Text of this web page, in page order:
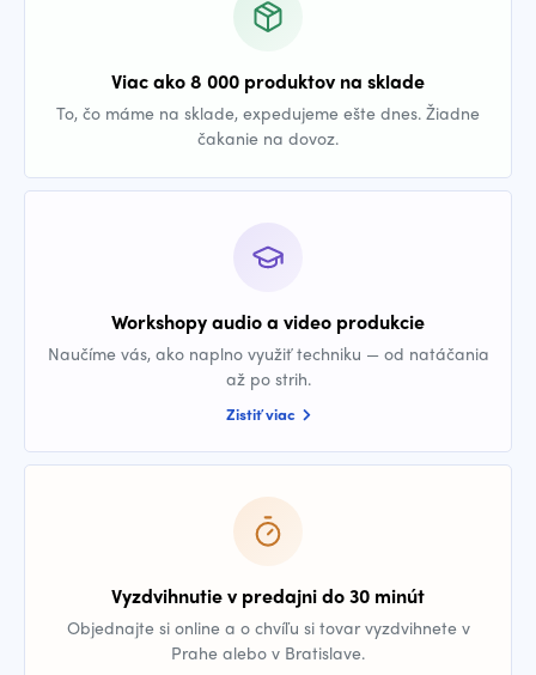
Viac ako 8 000 produktov na sklade
To, čo máme na sklade, expedujeme ešte dnes. Žiadne
čakanie na dovoz.
Workshopy audio a video produkcie
Naučíme vás, ako naplno využiť techniku — od natáčania
až po strih.
Zistiť viac
Vyzdvihnutie v predajni do 30 minút
Objednajte si online a o chvíľu si tovar vyzdvihnete v
Prahe alebo v Bratislave.